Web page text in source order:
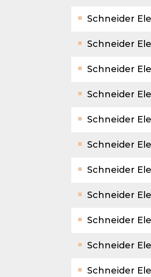
Schneider
Schneider
Schneider
Schneider
Schneider
Schneider
Schneider
Schneider
Schneider
Schneider
Schneider